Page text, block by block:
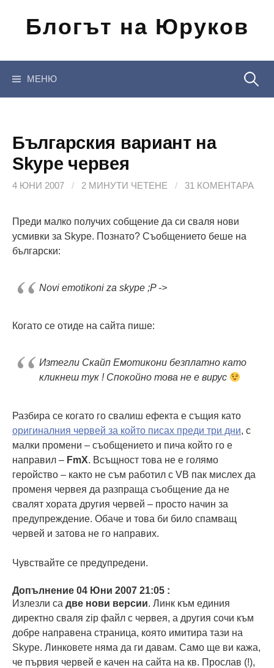
съдържанието
Блогът на Юруков
МЕНЮ
Българския вариант на
Skype червея
4 ЮНИ 2007 / 2 МИНУТИ ЧЕТЕНЕ / 31 КОМЕНТАРА
Преди малко получих собщение да си сваля нови
усмивки за Skype. Познато? Съобщението беше на
български:
Novi emotikoni za skype ;P ->
Когато се отиде на сайта пише:
Изтегли Скайп Емотикони безплатно като
кликнеш тук ! Спокойно това не е вирус
Разбира се когато го свалиш ефекта е същия като
оригиналния червей за който писах преди три дни, с
малки промени – съобщението и пича който го е
направил – FmX. Всъщност това не е голямо
геройство – както не съм работил с VB пак мислех да
променя червея да разпраща съобщение да не
свалят хората другия червей – просто начин за
предупреждение. Обаче и това би било спамващ
червей и затова не го направих.
Чувствайте се предупредени.
Допълнение 04 Юни 2007 21:05 :
Излезли са две нови версии. Линк към единия
директно сваля zip файл с червея, а другия сочи към
добре направена страница, която имитира тази на
Skype. Линковете няма да ги давам. Само ще ви кажа,
че първия червей е качен на сайта на кв. Прослав (!),